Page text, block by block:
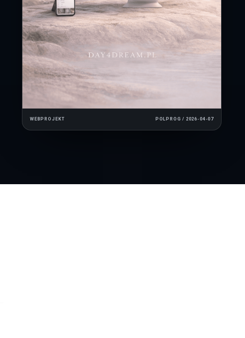
WEBPROJEKT POLPROG / 2026-04-07